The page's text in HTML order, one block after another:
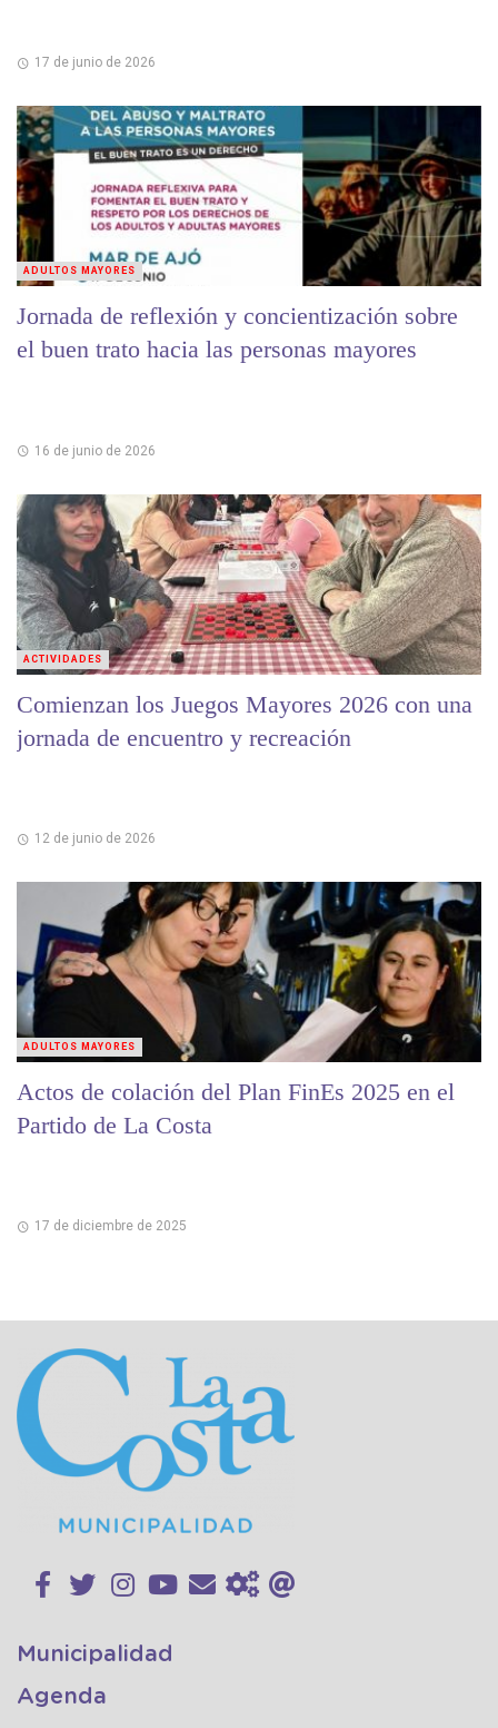
17 de junio de 2026
Jornada de reflexión y concientización sobre
el buen trato hacia las personas mayores
16 de junio de 2026
ADULTOS MAYORES
Comienzan los Juegos Mayores 2026 con una
jornada de encuentro y recreación
12 de junio de 2026
ACTIVIDADES
Actos de colación del Plan FinEs 2025 en el
Partido de La Costa
17 de diciembre de 2025
ADULTOS MAYORES
Municipalidad
Agenda